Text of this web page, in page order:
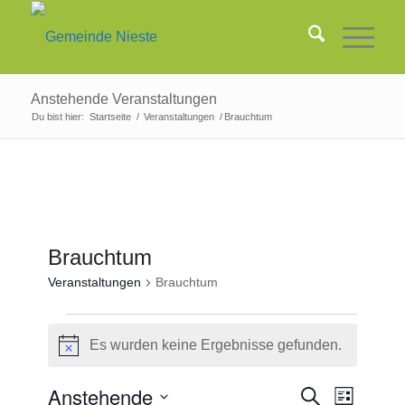
Anstehende Veranstaltungen
Du bist hier: Startseite / Veranstaltungen / Brauchtum
Brauchtum
Veranstaltungen Brauchtum
Hinweis
Es wurden keine Ergebnisse gefunden.
Suche
Anstehende